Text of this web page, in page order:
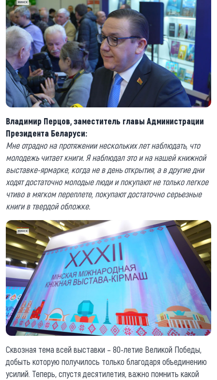
Владимир Перцов, заместитель главы Администрации
Президента Беларуси:
Мне отрадно на протяжении нескольких лет наблюдать, что
молодежь читает книги. Я наблюдал это и на нашей книжной
выставке-ярмарке, когда не в день открытия, а в другие дни
ходят достаточно молодые люди и покупают не только легкое
чтиво в мягком переплете, покупают достаточно серьезные
книги в твердой обложке.
Сквозная тема всей выставки – 80-летие Великой Победы,
добыть которую получилось только благодаря объединению
усилий. Теперь, спустя десятилетия, важно помнить какой